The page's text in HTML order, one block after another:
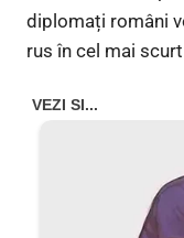
diplomați români
rus în cel mai